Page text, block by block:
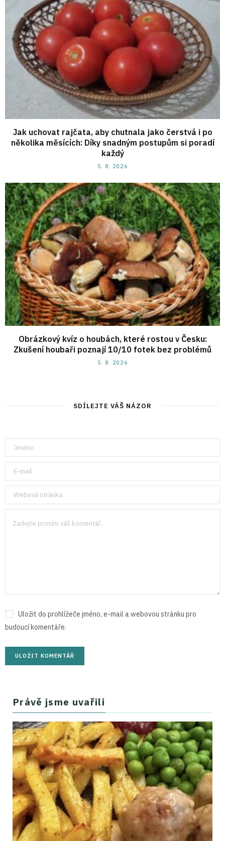
Jak uchovat rajčata, aby chutnala jako čerstvá i po
několika měsících: Díky snadným postupům si poradí
každý
5. 8. 2026
Obrázkový kvíz o houbách, které rostou v Česku:
Zkušení houbaři poznají 10/10 fotek bez problémů
5. 8. 2026
SDÍLEJTE VÁŠ NÁZOR
Uložit do prohlížeče jméno, e-mail a webovou stránku pro
budoucí komentáře.
Právě jsme uvařili